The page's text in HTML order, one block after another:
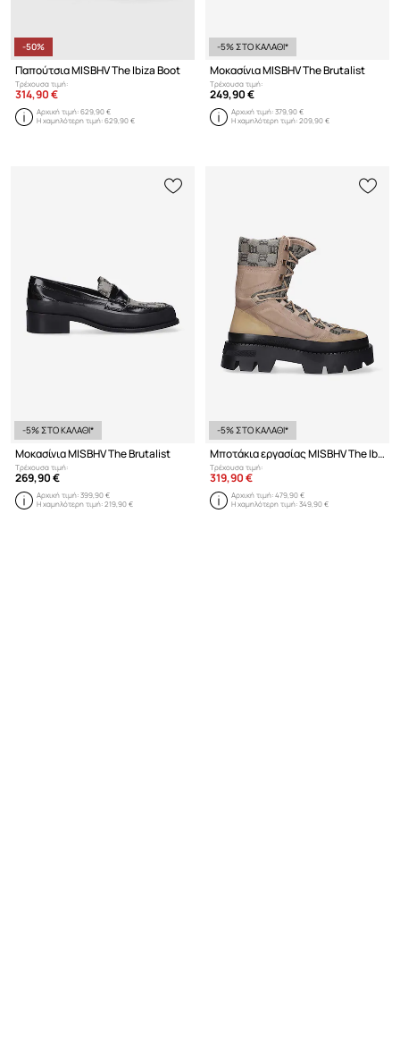
-50%
Παπούτσια MISBHV The Ibiza Boot
Τρέχουσα τιμή:
314,90 €
Αρχική τιμή:629,90 €
Η χαμηλότερη τιμή:629,90 €
-5% ΣΤΟ ΚΑΛΑΘΙ*
Μοκασίνια MISBHV The Brutalist
Τρέχουσα τιμή:
249,90 €
Αρχική τιμή:379,90 €
Η χαμηλότερη τιμή:209,90 €
-5% ΣΤΟ ΚΑΛΑΘΙ*
Μοκασίνια MISBHV The Brutalist
Τρέχουσα τιμή:
269,90 €
Αρχική τιμή:399,90 €
Η χαμηλότερη τιμή:219,90 €
-5% ΣΤΟ ΚΑΛΑΘΙ*
Μποτάκια εργασίας MISBHV The Ibiza
Τρέχουσα τιμή:
319,90 €
Αρχική τιμή:479,90 €
Η χαμηλότερη τιμή:349,90 €